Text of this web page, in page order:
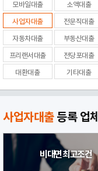
모바일대출 소액대출
사업자대출 전문직대출
자동차대출 부동산대출
프리랜서대출 전당포대출
대환대출 기타대출
사업자대출등록 업체
비대면 최고조건